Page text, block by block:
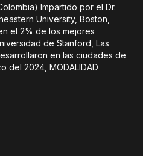
Impartido por el Dr.
University, Boston,
el 2% de los mejores
de Stanford, Las
en las ciudades de
del 2024, MODALIDAD